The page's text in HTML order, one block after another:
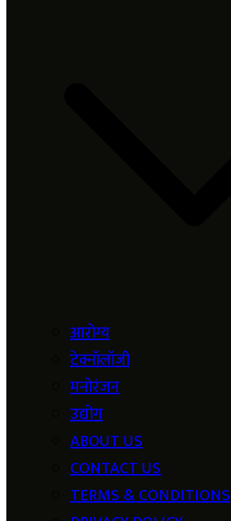
आरोग्य
टेक्नॉलॉजी
मनोरंजन
उद्योग
ABOUT US
CONTACT US
TERMS & CONDITIONS